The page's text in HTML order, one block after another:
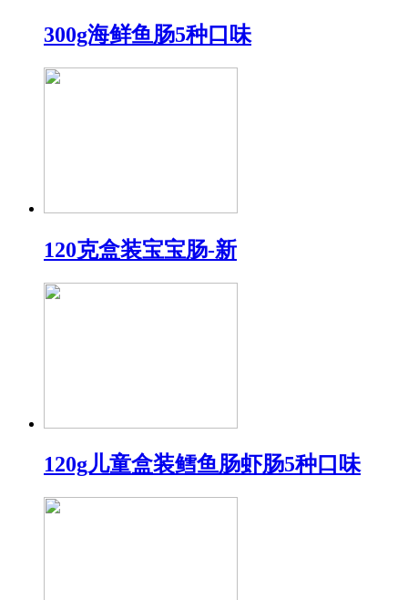
300g海鲜鱼肠5种口味
120克盒装宝宝肠-新
120g儿童盒装鳕鱼肠虾肠5种口味